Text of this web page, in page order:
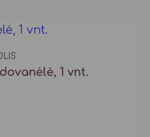
1 vnt.